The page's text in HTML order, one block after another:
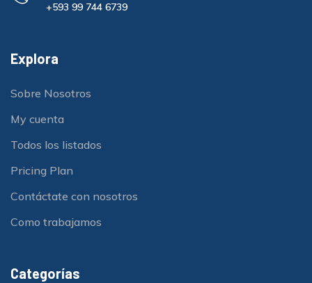
+593 99 744 6739
Explora
Sobre Nosotros
My cuenta
Todos los listados
Pricing Plan
Contáctate con nosotros
Como trabajamos
Categorías